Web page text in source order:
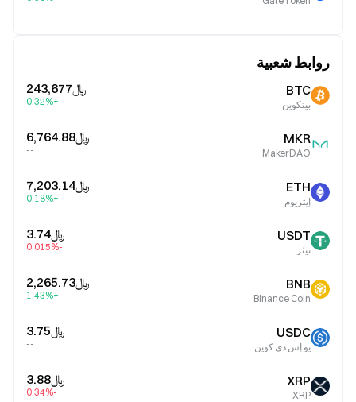
روابط شعبية
BTC
بيتكوين
﷼‎243,677
+0.32%
MKR
MakerDAO
﷼‎6,764.88
--
ETH
إيثريوم
﷼‎7,203.14
+0.18%
USDT
تيثر
﷼‎3.74
-0.015%
BNB
Binance Coin
﷼‎2,265.73
+1.43%
USDC
يو إس دي كوين
﷼‎3.75
--
XRP
XRP
﷼‎3.88
-0.34%